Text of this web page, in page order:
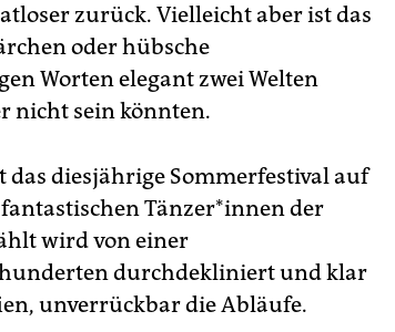
zurück. Vielleicht aber ist das
oder hübsche
Worten elegant zwei Welten
nicht sein könnten.
diesjährige Sommerfestival auf
Tänzer*innen der
wird von einer
durchdekliniert und klar
unverrückbar die Abläufe.